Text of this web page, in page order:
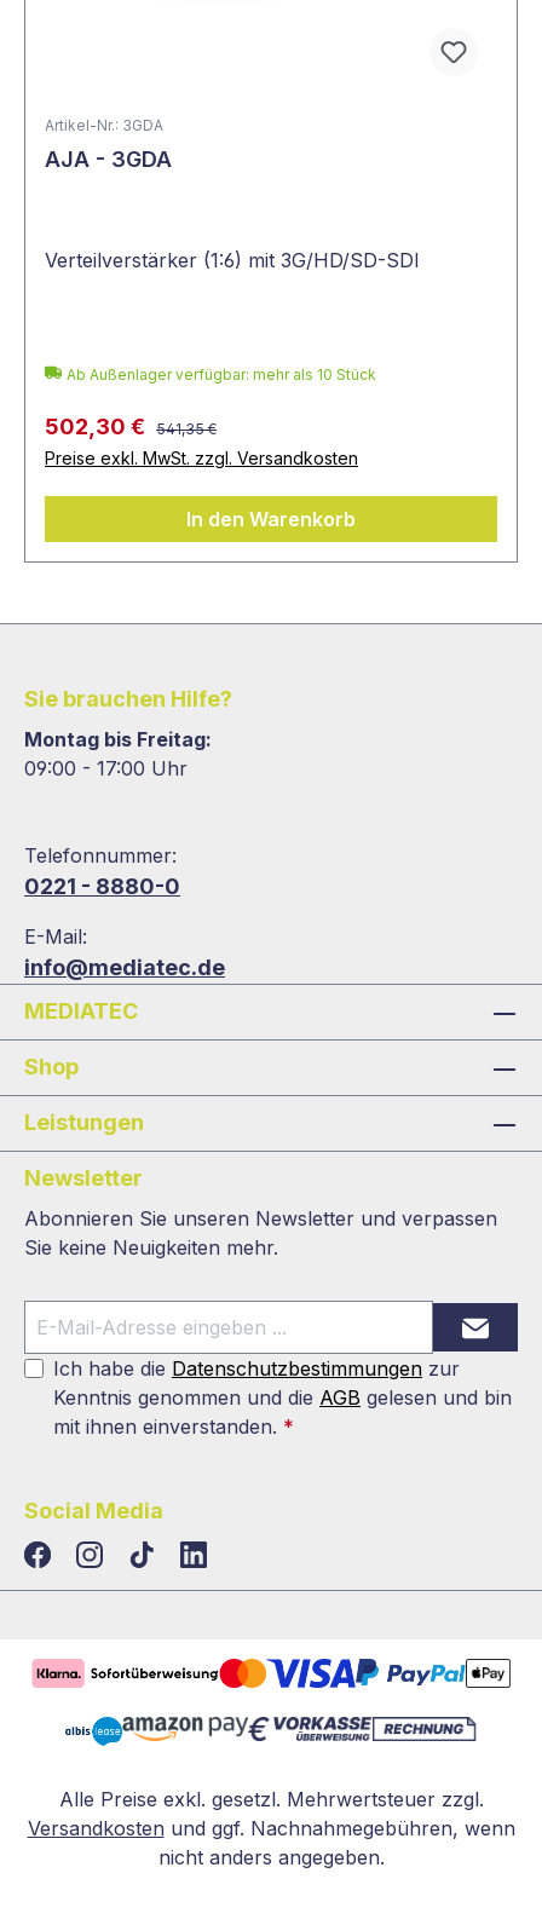
Artikel-Nr.: 3GDA
AJA - 3GDA
Verteilverstärker (1:6) mit 3G/HD/SD-SDI
Ab Außenlager verfügbar: mehr als 10 Stück
502,30 € 541,35 €
Preise exkl. MwSt. zzgl. Versandkosten
In den Warenkorb
Sie brauchen Hilfe?
Montag bis Freitag:
09:00 - 17:00 Uhr
Telefonnummer:
0221 - 8880-0
E-Mail:
info@mediatec.de
MEDIATEC
Shop
Leistungen
Newsletter
Abonnieren Sie unseren Newsletter und verpassen
Sie keine Neuigkeiten mehr.
Ich habe die Datenschutzbestimmungen zur
Kenntnis genommen und die AGB gelesen und bin
mit ihnen einverstanden. *
Social Media
TikTokLinkedIn
Alle Preise exkl. gesetzl. Mehrwertsteuer zzgl.
Versandkosten und ggf. Nachnahmegebühren, wenn
nicht anders angegeben.